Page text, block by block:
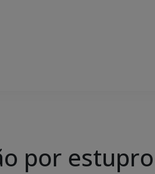
por estupro